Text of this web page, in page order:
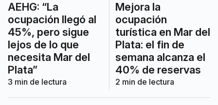
AEHG: “La
ocupación llegó al
45%, pero sigue
lejos de lo que
necesita Mar del
Plata”
3 min de lectura
Mejora la
ocupación
turística en Mar del
Plata: el fin de
semana alcanza el
40% de reservas
2 min de lectura